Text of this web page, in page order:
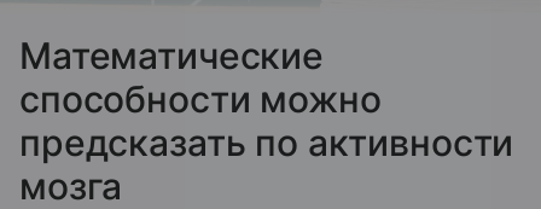
Математические
способности можно
предсказать по активности
мозга